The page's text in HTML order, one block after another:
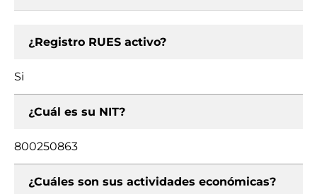
¿Registro RUES activo?
Si
¿Cuál es su NIT?
800250863
¿Cuáles son sus actividades económicas?